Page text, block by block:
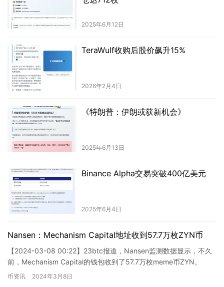
2025年6月12日
TeraWulf收购后股价飙升15%
2026年2月4日
《特朗普：伊朗或获新机会》
2025年6月13日
Binance Alpha交易突破400亿美元
2025年6月4日
Nansen：Mechanism Capital地址收到57.7万枚ZYN币
【2024-03-08 00:22】23btc报道，Nansen监测数据显示，不久
前，Mechanism Capital的钱包收到了57.7万枚meme币ZYN。
币资讯 2024年3月8日